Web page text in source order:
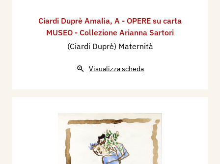
Ciardi Duprè Amalia, A - OPERE su carta
MUSEO - Collezione Arianna Sartori
(Ciardi Duprè) Maternità
Visualizza scheda